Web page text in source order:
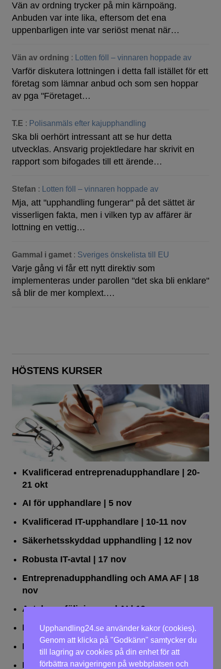
Vän av ordning trycker på min kärnpoäng.
Anbuden var inte lika, eftersom det ena
uppenbarligen inte var seriöst menat när…
Vän av ordning : Lotten föll – vinnaren hoppade av
Varför diskutera lottningen i detta fall istället för ett
företag som lämnar anbud och som sen hoppar
av pga "Företaget…
T.E : Polisanmäls efter kajupphandling
Ska bli oerhört intressant att se hur detta
utvecklas. Ansvarig projektledare har skrivit en
rapport som bifogades till ett ärende…
Stefan : Lotten föll – vinnaren hoppade av
Mja, att "upphandling fungerar" på det sättet är
visserligen fakta, men i vilken typ av affärer är
lottning en vettig…
Gammal i gamet : Sveriges önskelista till EU
Varje gång vi får ett nytt direktiv som
implementeras under parollen "det ska bli enklare"
så blir de mer komplext.…
HÖSTENS KURSER
Kvalificerad entreprenad­upphandlare | 20-
21 okt
AI för upphandlare| 5 nov
Kvalificerad IT-upphandlare| 10-11 nov
Säkerhetsskyddad upphandling | 12 nov
Robusta IT-avtal | 17 nov
Entreprenadupphandling och AMA AF| 18
nov
Avtalsuppföljning med AI| 19 nov
Leda upphandlingar effektivt| 25 nov
Dialogförfaranden | 26 nov
LOU på två dagar| 2-3 dec
Upphandling24.se använder kakor (cookies).
Genom att klicka på "Godkänn" samtycker du
till lagring av cookies på din enhet för att
förbättra navigeringen på webbplatsen och